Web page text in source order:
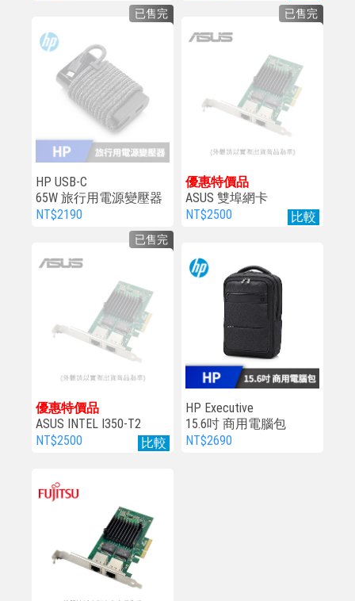
HP USB-C
65W 旅行用電源變壓器
NT$2190
已售完
比較
優惠特價品
ASUS 雙埠網卡
LAN CARD NIC PCIE
NT$2500
已售完
比較
優惠特價品
ASUS INTEL I350-T2
NT$2500
已售完
HP Executive
15.6吋 商用電腦包
NT$2690